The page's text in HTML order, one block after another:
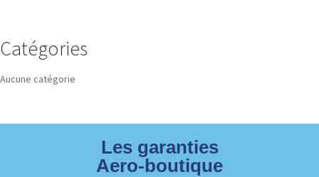
Catégories
Aucune catégorie
Les garanties
Aero-boutique